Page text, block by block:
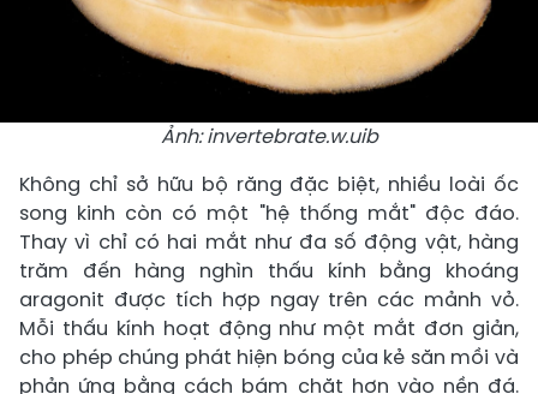
Ảnh: invertebrate.w.uib
Không chỉ sở hữu bộ răng đặc biệt, nhiều loài ốc
song kinh còn có một "hệ thống mắt" độc đáo.
Thay vì chỉ có hai mắt như đa số động vật, hàng
trăm đến hàng nghìn thấu kính bằng khoáng
aragonit được tích hợp ngay trên các mảnh vỏ.
Mỗi thấu kính hoạt động như một mắt đơn giản,
cho phép chúng phát hiện bóng của kẻ săn mồi và
phản ứng bằng cách bám chặt hơn vào nền đá.